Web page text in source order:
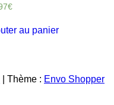
€
au panier
Thème : Envo Shopper